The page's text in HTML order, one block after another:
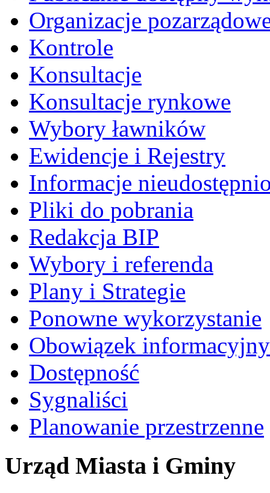
Organizacje
Kontrole
Konsultacje
Konsultacje rynkowe
Wybory ławników
Ewidencje i Rejestry
Informacje
Pliki do pobrania
Redakcja BIP
Wybory i referenda
Plany i Strategie
Ponowne wykorzystanie
Obowiązek informacyjny
Dostępność
Sygnaliści
Planowanie przestrzenne
Urząd Miasta i Gminy